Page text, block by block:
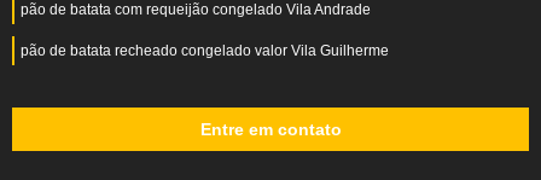
pão de batata com requeijão congelado Vila Andrade
pão de batata recheado congelado valor Vila Guilherme
Entre em contato